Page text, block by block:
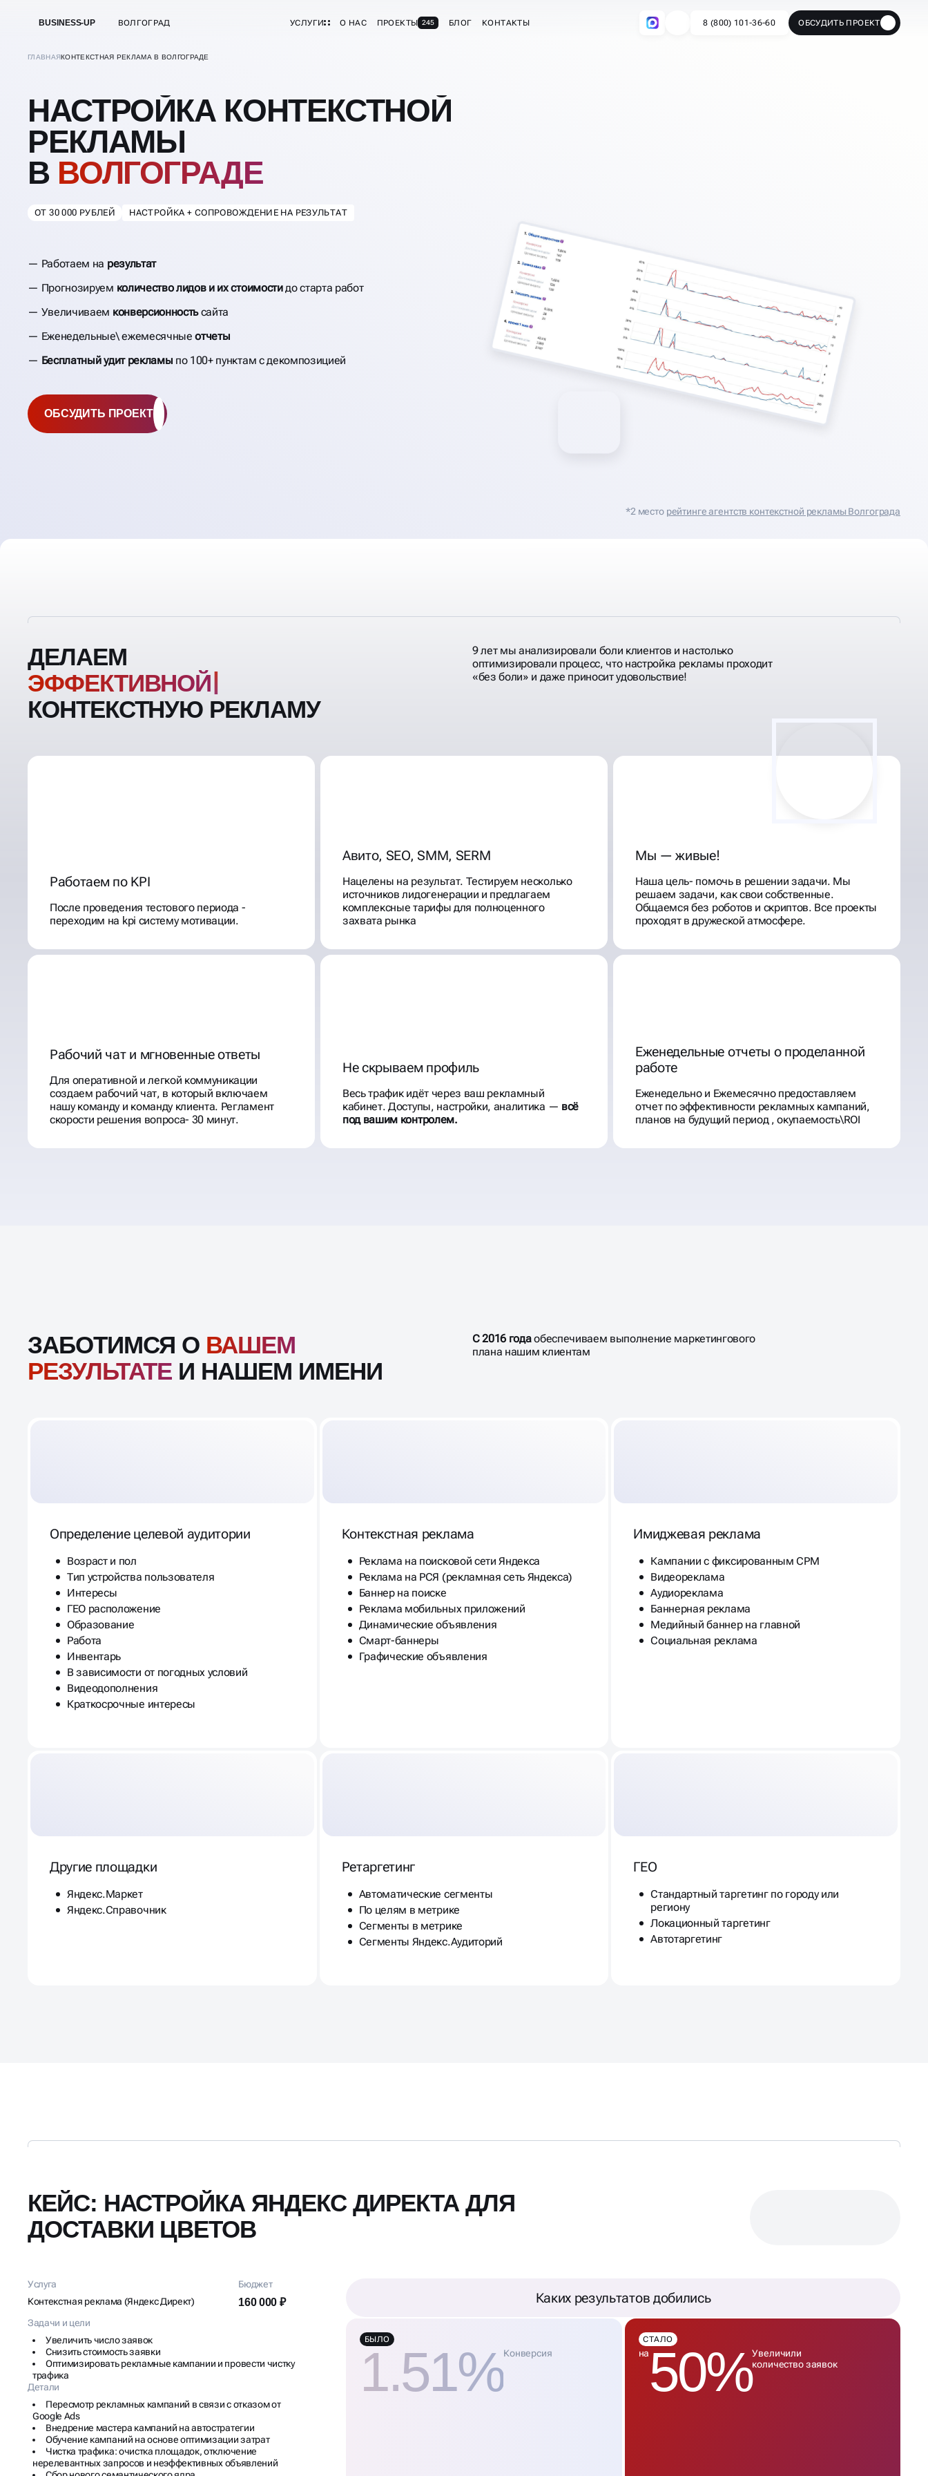
BUSINESS-UP ВОЛГОГРАД УСЛУГИ О НАС ПРОЕКТЫ 245 БЛОГ КОНТАКТЫ 8 (800) 101-36-60 ОБСУДИТЬ ПРОЕКТ
ГЛАВНАЯКОНТЕКСТНАЯ РЕКЛАМА В ВОЛГОГРАДЕ
НАСТРОЙКА КОНТЕКСТНОЙ
РЕКЛАМЫ
В ВОЛГОГРАДЕ
ОТ 30 000 РУБЛЕЙ НАСТРОЙКА + СОПРОВОЖДЕНИЕ НА РЕЗУЛЬТАТ
Работаем на результат
Прогнозируем количество лидов и их стоимостидо старта работ
Увеличиваем конверсионностьсайта
Еженедельные\ ежемесячныеотчеты
Бесплатный удит рекламы по 100+ пунктам с декомпозицией
ОБСУДИТЬ ПРОЕКТ
*2 место рейтинге агентств контекстной рекламы Волгограда
ДЕЛАЕМ
ЭФФЕК
КОНТЕКСТНУЮ РЕКЛАМУ
9 лет мы анализировали боли клиентов и настолько
оптимизировали процесс, что настройка рекламы проходит
«без боли» и даже приносит удовольствие!
Работаем по KPI
После проведения тестового периода -
переходим на kpi систему мотивации.
Авито, SEO, SMM, SERM
Нацелены на результат. Тестируем несколько
источников лидогенерации и предлагаем
комплексные тарифы для полноценного
захвата рынка
Мы — живые!
Наша цель- помочь в решении задачи. Мы
решаем задачи, как свои собственные.
Общаемся без роботов и скриптов. Все проекты
проходят в дружеской атмосфере.
Рабочий чат и мгновенные ответы
Для оперативной и легкой коммуникации
создаем рабочий чат, в который включаем
нашу команду и команду клиента. Регламент
скорости решения вопроса- 30 минут.
Не скрываем профиль
Весь трафик идёт через ваш рекламный
кабинет. Доступы, настройки, аналитика — всё
под вашим контролем.
Еженедельные отчеты о проделанной
работе
Еженедельно и Ежемесячно предоставляем
отчет по эффективности рекламных кампаний,
планов на будущий период , окупаемость\ROI
ЗАБОТИМСЯ О ВАШЕМ
РЕЗУЛЬТАТЕ И НАШЕМ ИМЕНИ
С 2016 годаобеспечиваем выполнение маркетингового
плана нашим клиентам
Определение целевой аудитории
Возраст и пол
Тип устройства пользователя
Интересы
ГЕО расположение
Образование
Работа
Инвентарь
В зависимости от погодных условий
Видеодополнения
Краткосрочные интересы
Контекстная реклама
Реклама на поисковой сети Яндекса
Реклама на РСЯ (рекламная сеть Яндекса)
Баннер на поиске
Реклама мобильных приложений
Динамические объявления
Смарт-баннеры
Графические объявления
Имиджевая реклама
Кампании с фиксированным CPM
Видеореклама
Аудиореклама
Баннерная реклама
Медийный баннер на главной
Социальная реклама
Другие площадки
Яндекс.Маркет
Яндекс.Справочник
Ретаргетинг
Автоматические сегменты
По целям в метрике
Сегменты в метрике
Сегменты Яндекс.Аудиторий
ГЕО
Стандартный таргетинг по городу или
региону
Локационный таргетинг
Автотаргетинг
КЕЙС: НАСТРОЙКА ЯНДЕКС ДИРЕКТА ДЛЯ
ДОСТАВКИ ЦВЕТОВ
Услуга
Контекстная реклама (Яндекс Директ)
Бюджет
160 000 ₽
Задачи и цели
Увеличить число заявок
Снизить стоимость заявки
Оптимизировать рекламные кампании и провести чистку
трафика
Детали
Пересмотр рекламных кампаний в связи с отказом от
Google Ads
Внедрение мастера кампаний на автостратегии
Обучение кампаний на основе оптимизации затрат
Чистка трафика: очистка площадок, отключение
нерелевантных запросов и неэффективных объявлений
Каких результатов добились
БЫЛО
1.51%Конверсия
СТАЛО
на 50%Увеличили
количество заявок